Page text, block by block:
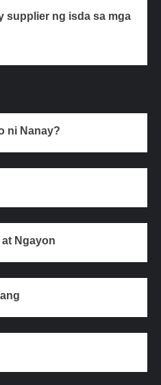
supplier ng isda sa mga
ni Nanay?
Ngayon